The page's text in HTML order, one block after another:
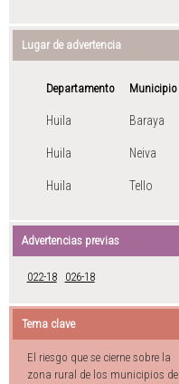
Lugar de advertencia
Departamento Municipio
Huila Baraya
Huila Neiva
Huila Tello
Advertencias previas
022-18 026-18
Tema clave
El riesgo que se cierne sobre la
zona rural de los municipios de